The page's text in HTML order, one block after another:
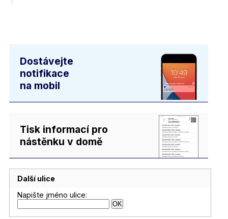
Dostávejte
notifikace
na mobil
Tisk informací pro
nástěnku v domě
Další ulice
Napište jméno ulice: